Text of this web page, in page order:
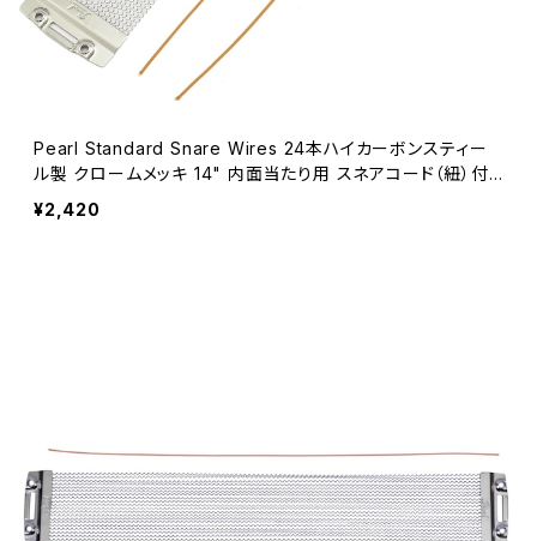
Pearl Standard Snare Wires 24本ハイカーボンスティー
ル製 クロームメッキ 14" 内面当たり用 スネアコード（紐）付
き S-030N
¥2,420